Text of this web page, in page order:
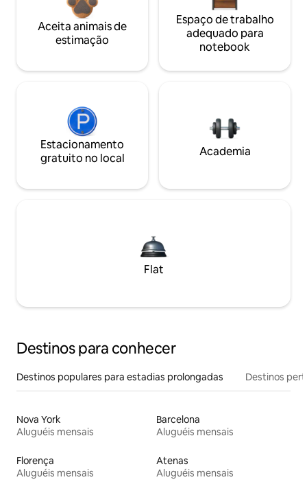
Aceita animais de
estimação
Espaço de trabalho
adequado para
notebook
Estacionamento
gratuito no local
Academia
Flat
Destinos para conhecer
Destinos populares para estadias prolongadas Destinos
Nova York
Aluguéis mensais
Barcelona
Aluguéis mensais
Florença
Aluguéis mensais
Atenas
Aluguéis mensais